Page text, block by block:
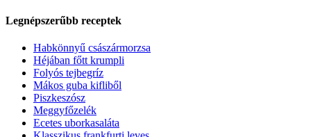
Legnépszerűbb receptek
Habkönnyű császármorzsa
Héjában főtt krumpli
Folyós tejbegríz
Mákos guba kifliből
Piszkeszósz
Meggyfőzelék
Ecetes uborkasaláta